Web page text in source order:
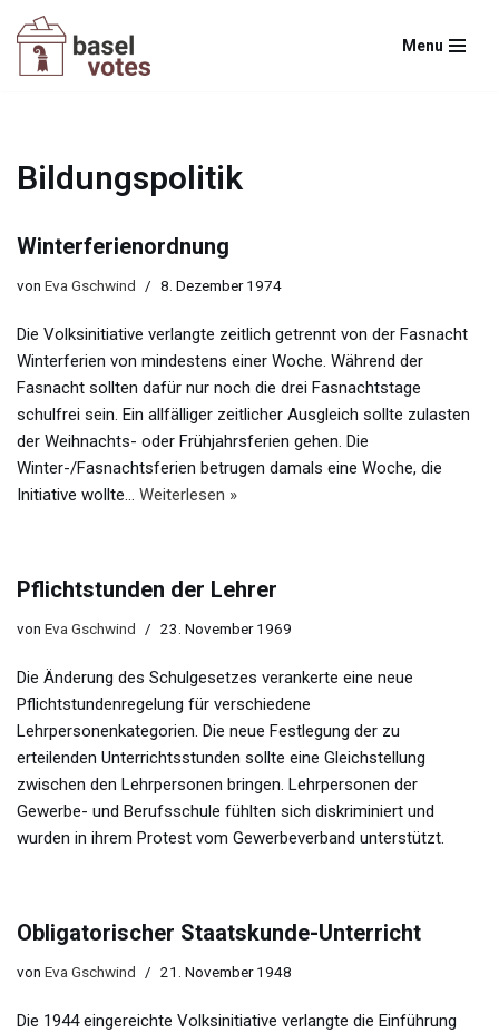
Zum
Menu
Bildungspolitik
Winterferienordnung
von Eva Gschwind 8. Dezember 1974
Die Volksinitiative verlangte zeitlich getrennt von der Fasnacht
Winterferien von mindestens einer Woche. Während der
Fasnacht sollten dafür nur noch die drei Fasnachtstage
schulfrei sein. Ein allfälliger zeitlicher Ausgleich sollte zulasten
der Weihnachts- oder Frühjahrsferien gehen. Die
Winter-/Fasnachtsferien betrugen damals eine Woche, die
Initiative wollte… Weiterlesen »
Pflichtstunden der Lehrer
von Eva Gschwind 23. November 1969
Die Änderung des Schulgesetzes verankerte eine neue
Pflichtstundenregelung für verschiedene
Lehrpersonenkategorien. Die neue Festlegung der zu
erteilenden Unterrichtsstunden sollte eine Gleichstellung
zwischen den Lehrpersonen bringen. Lehrpersonen der
Gewerbe- und Berufsschule fühlten sich diskriminiert und
wurden in ihrem Protest vom Gewerbeverband unterstützt.
Obligatorischer Staatskunde-Unterricht
von Eva Gschwind 21. November 1948
Die 1944 eingereichte Volksinitiative verlangte die Einführung